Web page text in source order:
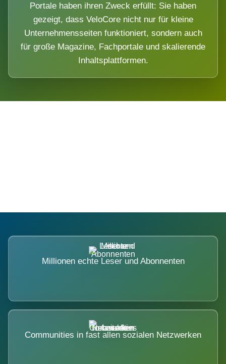
Portale haben ihren Zweck erfüllt: Sie haben
gezeigt, dass VeloCore nicht nur für kleine
Unternehmensseiten funktioniert, sondern auch
für große Magazine, Fachportale und skalierende
Inhaltsplattformen.
Millionen echte Leser und Abonnenten
Communities in fast allen sozialen Netzwerken